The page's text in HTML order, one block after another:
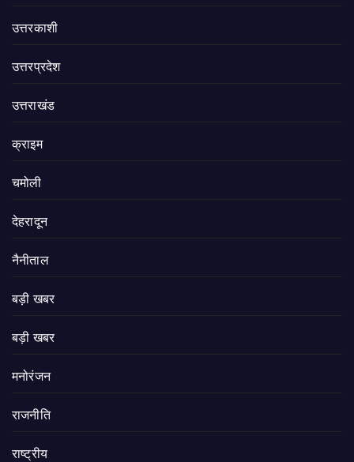
उत्तरकाशी
उत्तरप्रदेश
उत्तराखंड
क्राइम
चमोली
देहरादून
नैनीताल
बड़ी खबर
बड़ी खबर
मनोरंजन
राजनीति
राष्ट्रीय